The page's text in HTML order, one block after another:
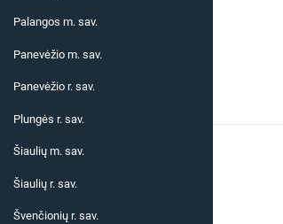
Palangos m. sav.
Panevėžio m. sav.
Panevėžio r. sav.
Plungės r. sav.
Šiaulių m. sav.
Šiaulių r. sav.
Švenčionių r. sav.